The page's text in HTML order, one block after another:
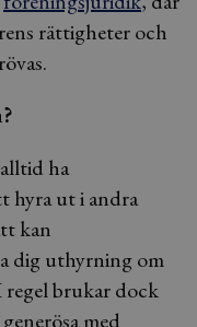
rättigheter och
ha
hyra ut i andra
kan
dig uthyrning om
regel brukar dock
med